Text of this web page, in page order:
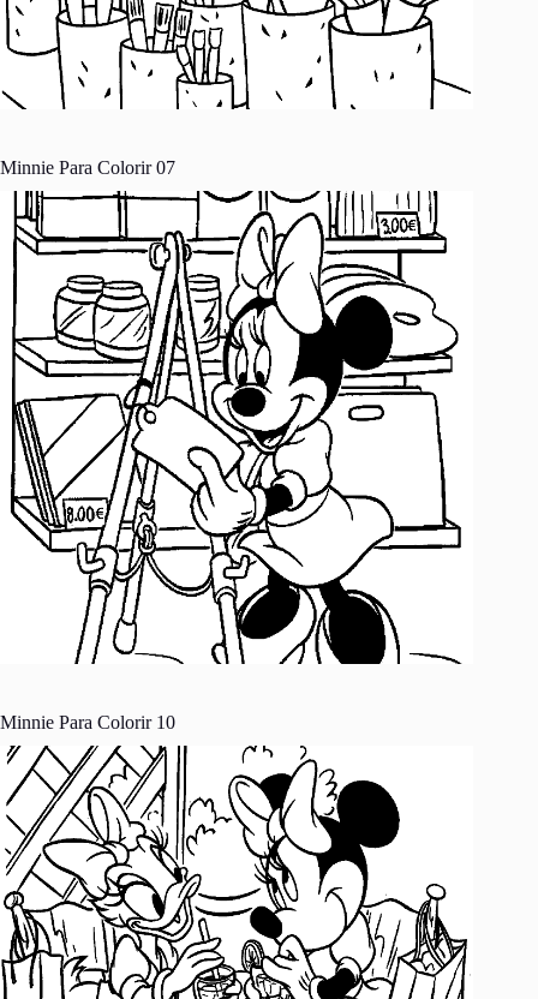
Minnie Para Colorir 07
Minnie Para Colorir 10